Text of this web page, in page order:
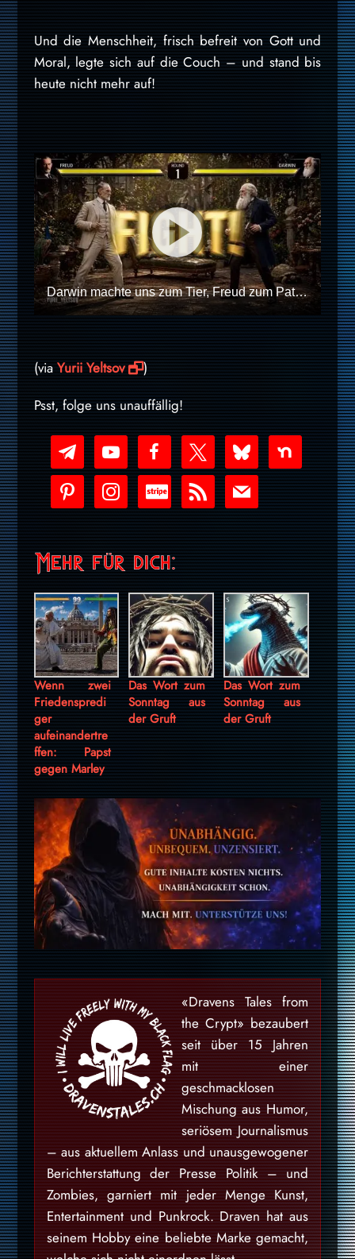
Und die Menschheit, frisch befreit von Gott und
Moral, legte sich auf die Couch – und stand bis
heute nicht mehr auf!
Darwin machte uns zum Tier, Freud zum Patienten – Mission accomplished
(via Yurii Yeltsov
)
Psst, folge uns unauffällig!
telegram
youtube-
play
facebookx blueskynextdoor
pinterest instagramcc-
stripe
rss mail
Mehr für dich:
Wenn zwei
Friedenspredi
ger
aufeinandertre
ffen: Papst
gegen Marley
Das Wort zum
Sonntag aus
der Gruft
Das Wort zum
Sonntag aus
der Gruft
«Dravens Tales from
the Crypt» bezaubert
seit über 15 Jahren
mit einer
geschmacklosen
Mischung aus Humor,
seriösem Journalismus
– aus aktuellem Anlass und unausgewogener
Berichterstattung der Presse Politik – und
Zombies, garniert mit jeder Menge Kunst,
Entertainment und Punkrock. Draven hat aus
seinem Hobby eine beliebte Marke gemacht,